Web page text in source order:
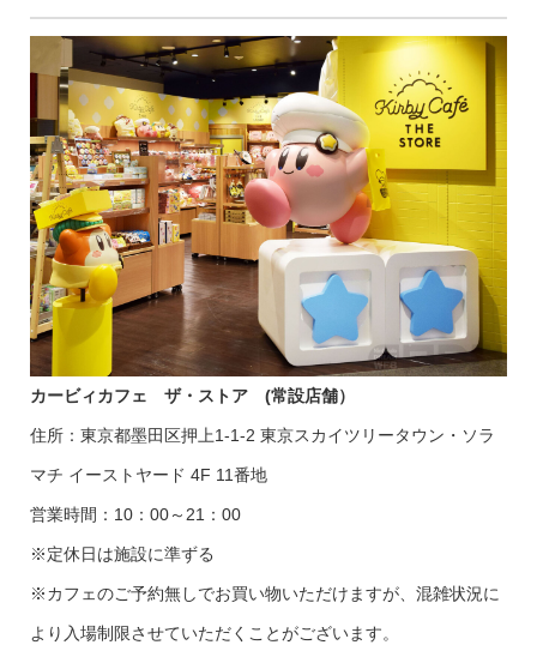
カービィカフェ ザ・ストア (常設店舗）
住所：東京都墨田区押上1-1-2 東京スカイツリータウン・ソラ
マチ イーストヤード 4F 11番地
営業時間：10：00～21：00
※定休日は施設に準ずる
※カフェのご予約無しでお買い物いただけますが、混雑状況に
より入場制限させていただくことがございます。